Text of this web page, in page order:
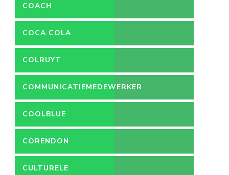
COACH
COCA COLA
COLRUYT
COMMUNICATIEMEDEWERKER
COOLBLUE
CORENDON
CULTURELE